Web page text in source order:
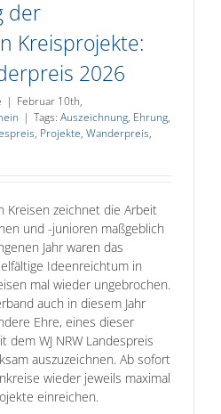
der
Kreisprojekte:
2026
| Februar 10th,
| Tags: Auszeichnung, Ehrung,
, Projekte, Wanderpreis,
Kreisen zeichnet die Arbeit
und -junioren maßgeblich
Jahr waren das
Ideenreichtum in
mal wieder ungebrochen.
auch in diesem Jahr
Ehre, eines dieser
WJ NRW Landespreis
auszuzeichnen. Ab sofort
wieder jeweils maximal
einreichen.